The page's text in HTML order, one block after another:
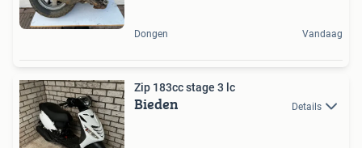
Dongen Vandaag
Zip 183cc stage 3 lc
Bieden Details